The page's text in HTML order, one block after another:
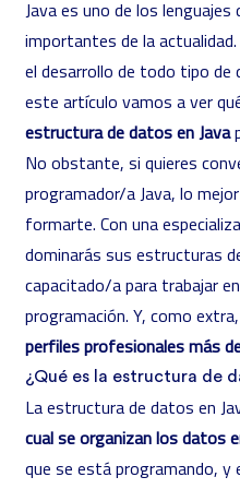
Java es uno de los
importantes de la
el desarrollo de todo tipo de
este artículo vamos a ver
estructura de datos en Java
No obstante, si quieres
programador/a Java, lo
formarte. Con una
dominarás sus estructuras
capacitado/a para trabajar
programación. Y, como
perfiles profesionales más
¿Qué es la estructura de
La estructura de datos en
cual se organizan los datos
que se está programando,